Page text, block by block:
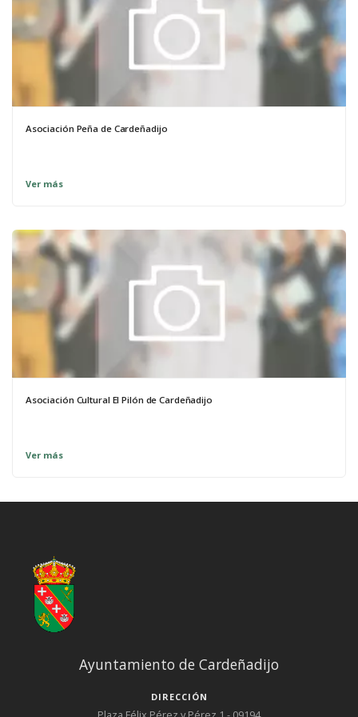
Asociación Peña de Cardeñadijo
Ver más
Asociación Cultural El Pilón de Cardeñadijo
Ver más
Ayuntamiento de Cardeñadijo
DIRECCIÓN